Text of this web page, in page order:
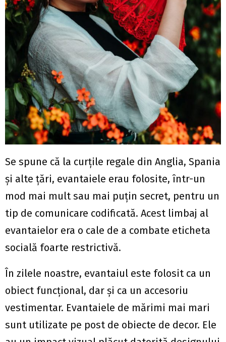
Se spune că la curțile regale din Anglia, Spania
și alte țări, evantaiele erau folosite, într-un
mod mai mult sau mai puțin secret, pentru un
tip de comunicare codificată. Acest limbaj al
evantaielor era o cale de a combate eticheta
socială foarte restrictivă.
În zilele noastre, evantaiul este folosit ca un
obiect funcțional, dar și ca un accesoriu
vestimentar. Evantaiele de mărimi mai mari
sunt utilizate pe post de obiecte de decor. Ele